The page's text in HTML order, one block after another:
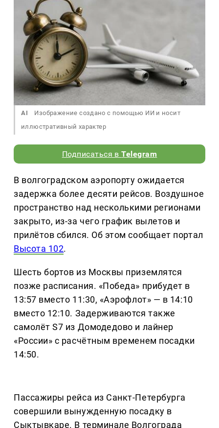
AI
Изображение создано с помощью ИИ и носит
иллюстративный характер
Подписаться вTelegram
В волгоградском аэропорту ожидается
задержка более десяти рейсов. Воздушное
пространство над несколькими регионами
закрыто, из-за чего график вылетов и
прилётов сбился. Об этом сообщает портал
Высота 102.
Шесть бортов из Москвы приземлятся
позже расписания. «Победа» прибудет в
13:57 вместо 11:30, «Аэрофлот» — в 14:10
вместо 12:10. Задерживаются также
самолёт S7 из Домодедово и лайнер
«России» с расчётным временем посадки
14:50.
Пассажиры рейса из Санкт-Петербурга
совершили вынужденную посадку в
Сыктывкаре. В терминале Волгограда